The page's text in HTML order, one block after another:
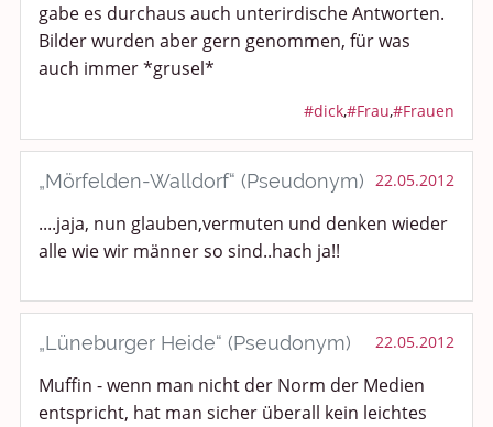
gabe es durchaus auch unterirdische Antworten.
Bilder wurden aber gern genommen, für was
auch immer *grusel*
#dick,#Frau,#Frauen
„Mörfelden-Walldorf“ (Pseudonym) 22.05.2012
....jaja, nun glauben,vermuten und denken wieder
alle wie wir männer so sind..hach ja!!
„Lüneburger Heide“ (Pseudonym) 22.05.2012
Muffin - wenn man nicht der Norm der Medien
entspricht, hat man sicher überall kein leichtes